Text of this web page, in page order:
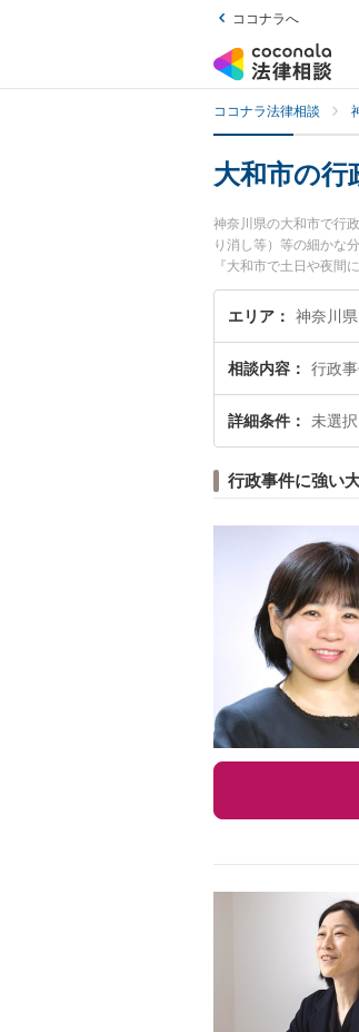
ココナラへ
ココナラ法律相談
大和市の行
神奈川県の大和市で行
り消し等）等の細かな
『大和市で土日や夜間
事件を法律相談できる
エリア 神奈川
相談内容 行政
詳細条件 未選択
行政事件に強い